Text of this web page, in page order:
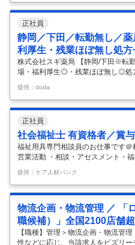
ックオフィス業務の効率化による
ます。これまで外部委託していた
グループ全体のデータマネジメン
した新たな価値創造にも貢献いただ
全体のデータマネジメント全般を担
下の業…
正社員
静岡／下田／転勤無し／
利厚生・残業ほぼ無し処
株式会社スギ薬局 【静岡/下田※転
場・福利厚生◎・残業ほぼ無し◎処
【静岡/下田※転勤無し】薬局事
業ほぼ無し◎処方せん受付～会計ま
くるみん認定企業（連続取得）／
休・短時間勤務制度など各種制度
の取得も可能】 ◇東証プライム上
にて、調剤薬局内での受付業務・処
を募集します。 ■業務内容： ・受
す…
提供：doda
正社員
社会福祉士 有資格者／賞
福祉用具専門相談員のお仕事です＠
営業活動 ・相談・アセスメント・
作成 ・納品・適合・取り扱いの説
用具専門相談員またはそれに準ず
【施設形態】 福祉用具 【募集資格
ください。…
提供：ケア人材バンク
物流企画・物流管理 ／ 「
職候補）」全国2100店舗
規出店に伴う物流拠点の
【職種】管理＞物流企画・物流管
性などに応じ、当該求人をビズリ